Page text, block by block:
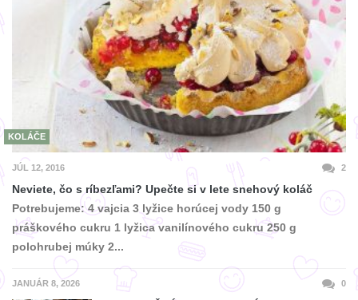
KOLÁČE
JÚL 12, 2016 2
Neviete, čo s ríbezľami? Upečte si v lete snehový koláč
Potrebujeme: 4 vajcia 3 lyžice horúcej vody 150 g
práškového cukru 1 lyžica vanilínového cukru 250 g
polohrubej múky 2...
JANUÁR 8, 2026 0